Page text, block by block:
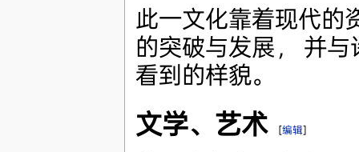
此一文化靠着现代的
的突破与发展， 并
看到的样貌。
文学、艺术 [编辑]